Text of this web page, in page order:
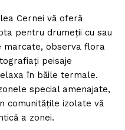
Cernei vă oferă
pentru drumeții cu sau
marcate, observa flora
peisaje
în băile termale.
special amenajate,
comunitățile izolate vă
a zonei.